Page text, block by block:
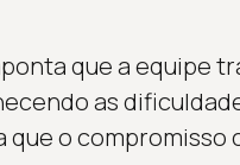
que a equipe
as
o